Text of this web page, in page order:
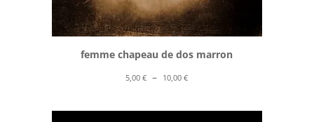
femme chapeau de dos marron
5,00€ – 10,00€Plage
prix :